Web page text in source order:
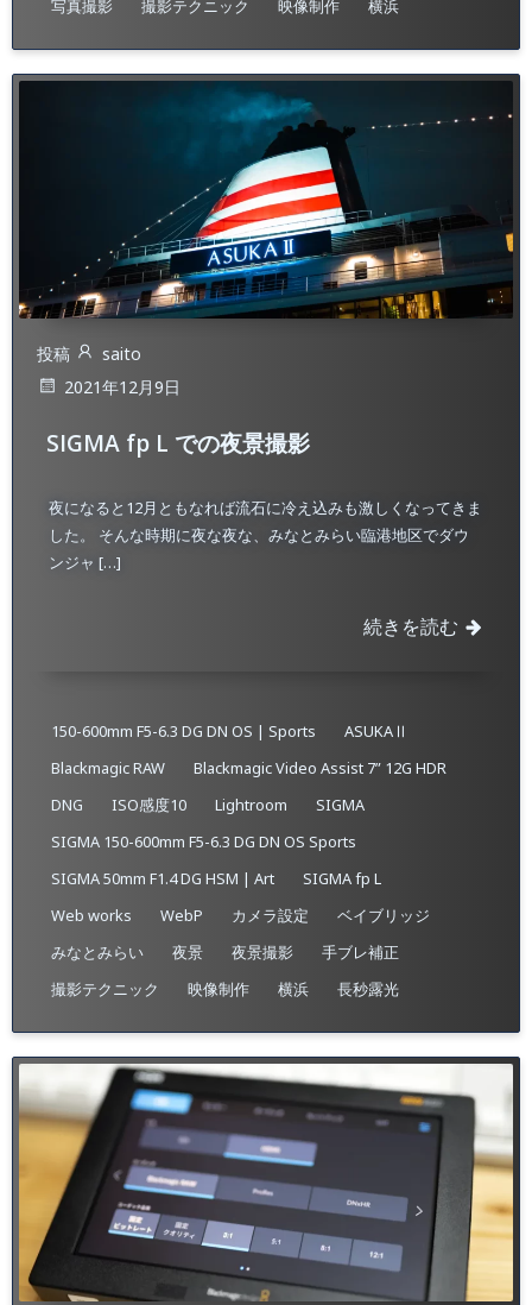
写真撮影
撮影テクニック 映像制作 横浜
投稿
saito
2021年12月9日
SIGMA fp L での夜景撮影
夜になると12月ともなれば流石に冷え込みも激しくなってきま
した。 そんな時期に夜な夜な、みなとみらい臨港地区でダウ
ンジャ […]
続きを読む
150-600mm F5-6.3 DG DN OS | Sports
ASUKAⅡ
Blackmagic RAW
Blackmagic Video Assist 7” 12G HDR
DNG
ISO感度10 Lightroom
SIGMA
SIGMA 150-600mm F5-6.3 DG DN OS Sports
SIGMA 50mm F1.4 DG HSM | Art
SIGMA fp L
Web works
WebP カメラ設定
ベイブリッジ
みなとみらい
夜景 夜景撮影
手ブレ補正
撮影テクニック
映像制作 横浜 長秒露光